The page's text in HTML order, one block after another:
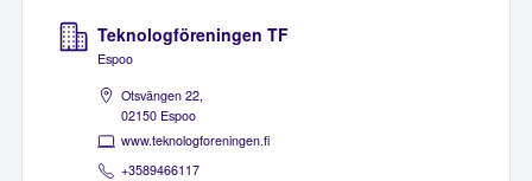
Teknologföreningen TF
Espoo
Otsvängen 22,
02150 Espoo
www.teknologforeningen.fi
+3589466117